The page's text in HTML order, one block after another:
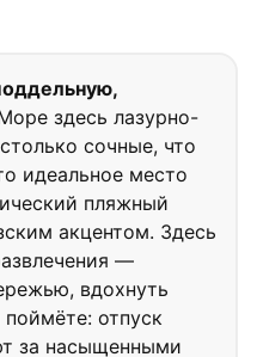
здесь лазурно-
сочные, что
идеальное место
пляжный
акцентом. Здесь
—
вдохнуть
отпуск
за насыщенными